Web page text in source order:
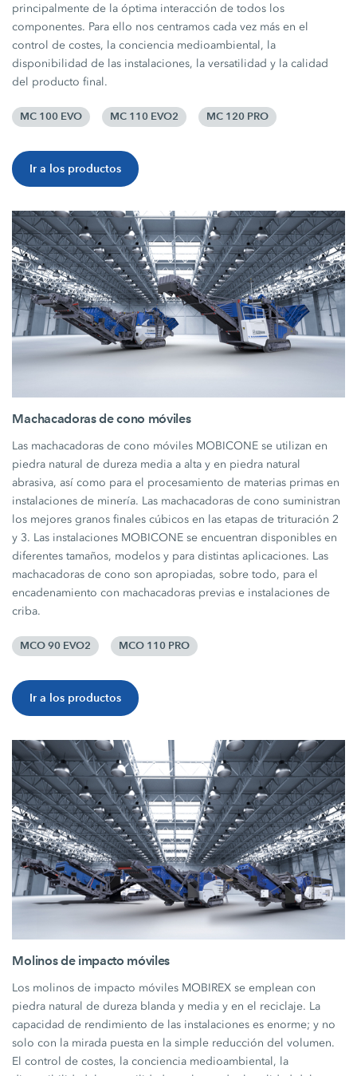
principalmente de la óptima interacción de todos los
componentes. Para ello nos centramos cada vez más en el
control de costes, la conciencia medioambiental, la
disponibilidad de las instalaciones, la versatilidad y la calidad
del producto final.
MC 100 EVO MC 110 EVO2 MC 120 PRO
Ir a los productos
Machacadoras de cono móviles
Las machacadoras de cono móviles MOBICONE se utilizan en
piedra natural de dureza media a alta y en piedra natural
abrasiva, así como para el procesamiento de materias primas en
instalaciones de minería. Las machacadoras de cono suministran
los mejores granos finales cúbicos en las etapas de trituración 2
y 3. Las instalaciones MOBICONE se encuentran disponibles en
diferentes tamaños, modelos y para distintas aplicaciones. Las
machacadoras de cono son apropiadas, sobre todo, para el
encadenamiento con machacadoras previas e instalaciones de
criba.
MCO 90 EVO2 MCO 110 PRO
Ir a los productos
Molinos de impacto móviles
Los molinos de impacto móviles MOBIREX se emplean con
piedra natural de dureza blanda y media y en el reciclaje. La
capacidad de rendimiento de las instalaciones es enorme; y no
solo con la mirada puesta en la simple reducción del volumen.
El control de costes, la conciencia medioambiental, la